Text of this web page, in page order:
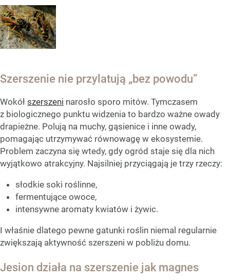
Szerszenie nie przylatują „bez powodu”
Wokół szerszeni narosło sporo mitów. Tymczasem
z biologicznego punktu widzenia to bardzo ważne owady
drapieżne. Polują na muchy, gąsienice i inne owady,
pomagając utrzymywać równowagę w ekosystemie.
Problem zaczyna się wtedy, gdy ogród staje się dla nich
wyjątkowo atrakcyjny. Najsilniej przyciągają je trzy rzeczy:
słodkie soki roślinne,
fermentujące owoce,
intensywne aromaty kwiatów i żywic.
I właśnie dlatego pewne gatunki roślin niemal regularnie
zwiększają aktywność szerszeni w pobliżu domu.
Jesion działa na szerszenie jak magnes